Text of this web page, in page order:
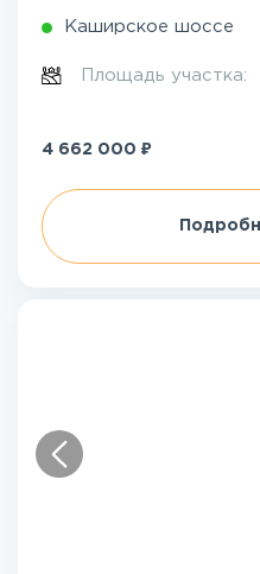
Каширское шоссе
Площадь участка:
4 662 000 ₽